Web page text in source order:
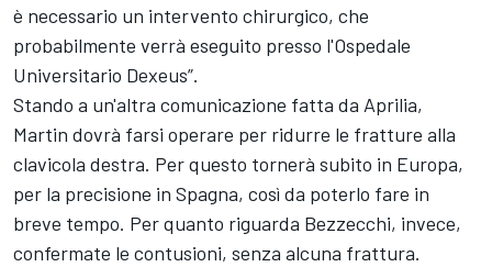
è necessario un intervento chirurgico, che
probabilmente verrà eseguito presso l'Ospedale
Universitario Dexeus”.
Stando a un'altra comunicazione fatta da Aprilia,
Martin dovrà farsi operare per ridurre le fratture alla
clavicola destra. Per questo tornerà subito in Europa,
per la precisione in Spagna, così da poterlo fare in
breve tempo. Per quanto riguarda Bezzecchi, invece,
confermate le contusioni, senza alcuna frattura.